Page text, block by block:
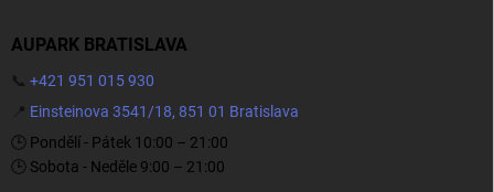
AUPARK BRATISLAVA
📞 +421 951 015 930
📍 Einsteinova 3541/18, 851 01 Bratislava
🕒 Pondělí - Pátek 10:00 – 21:00
🕒 Sobota - Neděle 9:00 – 21:00